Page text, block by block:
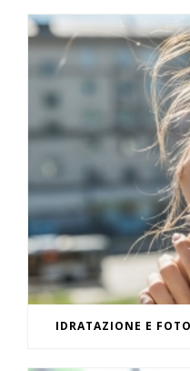
IDRATAZIONE E